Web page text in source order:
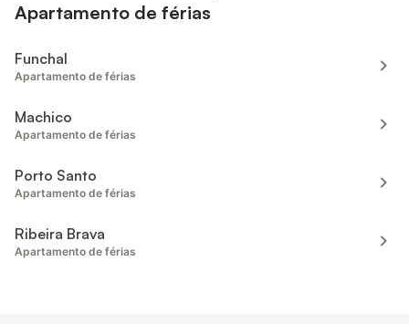
Apartamento de férias
Funchal
Apartamento de férias
Machico
Apartamento de férias
Porto Santo
Apartamento de férias
Ribeira Brava
Apartamento de férias